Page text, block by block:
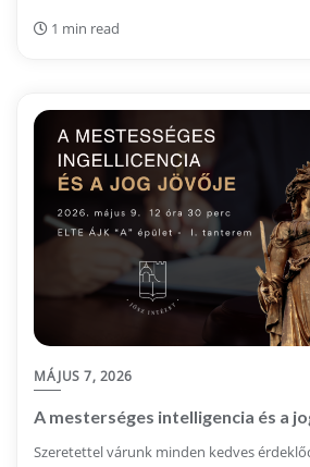
1 min read
MÁJUS 7, 2026
A mesterséges intelligencia és a
Szeretettel várunk minden kedves